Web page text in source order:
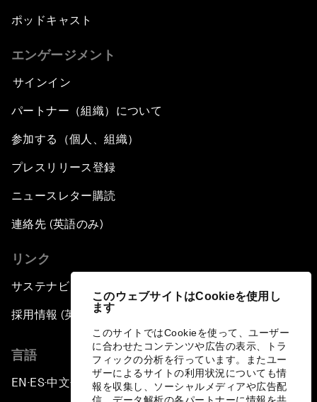
このウェブサイトはCookieを使用し
ます
このサイトではCookieを使って、ユーザー
に合わせたコンテンツや広告の表示、トラ
フィックの分析を行っています。またユー
ザーによるサイトの利用状況についても情
報を収集し、ソーシャルメディアや広告配
ポッドキャスト
エンゲージメント
サインイン
パートナー（組織）について
参加する（個人、組織）
プレスリリース登録
ニュースレター購読
連絡先 (英語のみ)
リンク
サステナビリティへの取り組み
採用情報 (英語のみ)
言語
EN ▪ ES▪中文▪ 日本語